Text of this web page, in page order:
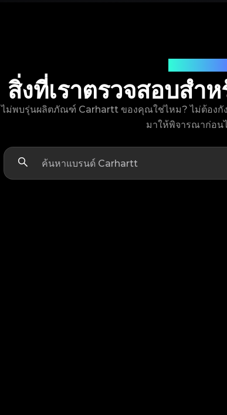
สิ่งที่เราตรวจสอบสำ
ไม่พบรุ่นผลิตภัณฑ์ Carhartt ของคุณใช่ไหม? ไม่ต้องกั
มาให้พิจารณาก่อน